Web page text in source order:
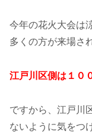
今年の花火大会は
多くの方が来場さ
江戸川区側は１０
ですから、江戸川
ないように気をつ